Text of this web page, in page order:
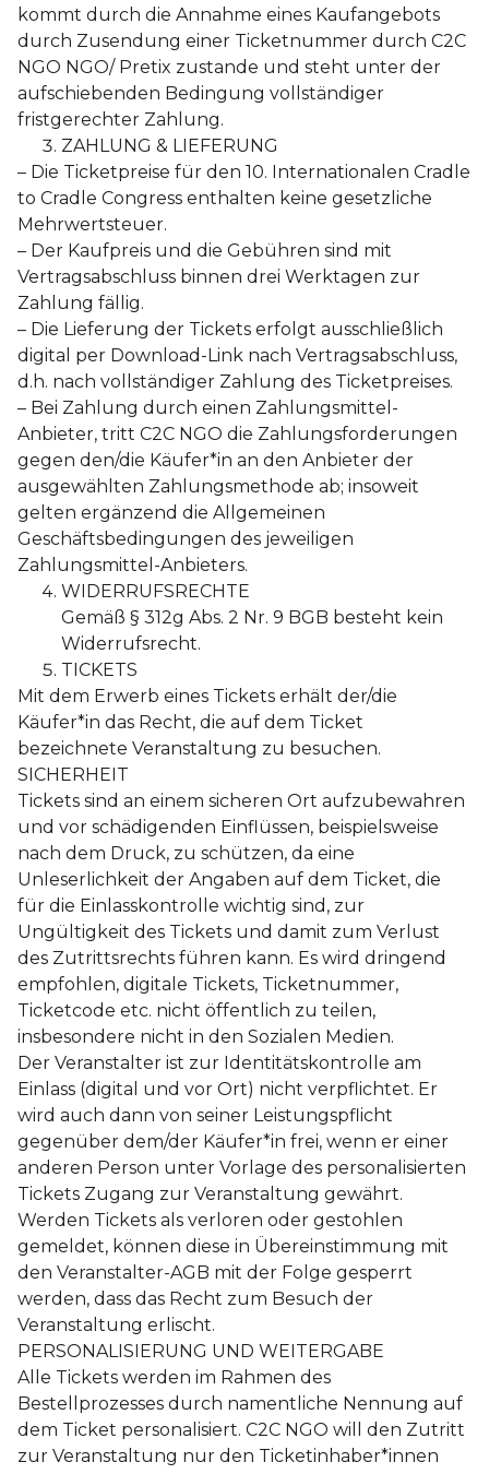
kommt durch die Annahme eines Kaufangebots
durch Zusendung einer Ticketnummer durch C2C
NGO NGO/ Pretix zustande und steht unter der
aufschiebenden Bedingung vollständiger
fristgerechter Zahlung.
ZAHLUNG & LIEFERUNG
– Die Ticketpreise für den 10. Internationalen Cradle
to Cradle Congress enthalten keine gesetzliche
Mehrwertsteuer.
– Der Kaufpreis und die Gebühren sind mit
Vertragsabschluss binnen drei Werktagen zur
Zahlung fällig.
– Die Lieferung der Tickets erfolgt ausschließlich
digital per Download-Link nach Vertragsabschluss,
d.h. nach vollständiger Zahlung des Ticketpreises.
– Bei Zahlung durch einen Zahlungsmittel-
Anbieter, tritt C2C NGO die Zahlungsforderungen
gegen den/die Käufer*in an den Anbieter der
ausgewählten Zahlungsmethode ab; insoweit
gelten ergänzend die Allgemeinen
Geschäftsbedingungen des jeweiligen
Zahlungsmittel-Anbieters.
WIDERRUFSRECHTE
Gemäß § 312g Abs. 2 Nr. 9 BGB besteht kein
Widerrufsrecht.
TICKETS
Mit dem Erwerb eines Tickets erhält der/die
Käufer*in das Recht, die auf dem Ticket
bezeichnete Veranstaltung zu besuchen.
SICHERHEIT
Tickets sind an einem sicheren Ort aufzubewahren
und vor schädigenden Einflüssen, beispielsweise
nach dem Druck, zu schützen, da eine
Unleserlichkeit der Angaben auf dem Ticket, die
für die Einlasskontrolle wichtig sind, zur
Ungültigkeit des Tickets und damit zum Verlust
des Zutrittsrechts führen kann. Es wird dringend
empfohlen, digitale Tickets, Ticketnummer,
Ticketcode etc. nicht öffentlich zu teilen,
insbesondere nicht in den Sozialen Medien.
Der Veranstalter ist zur Identitätskontrolle am
Einlass (digital und vor Ort) nicht verpflichtet. Er
wird auch dann von seiner Leistungspflicht
gegenüber dem/der Käufer*in frei, wenn er einer
anderen Person unter Vorlage des personalisierten
Tickets Zugang zur Veranstaltung gewährt.
Werden Tickets als verloren oder gestohlen
gemeldet, können diese in Übereinstimmung mit
den Veranstalter-AGB mit der Folge gesperrt
werden, dass das Recht zum Besuch der
Veranstaltung erlischt.
PERSONALISIERUNG UND WEITERGABE
Alle Tickets werden im Rahmen des
Bestellprozesses durch namentliche Nennung auf
dem Ticket personalisiert. C2C NGO will den Zutritt
zur Veranstaltung nur den Ticketinhaber*innen